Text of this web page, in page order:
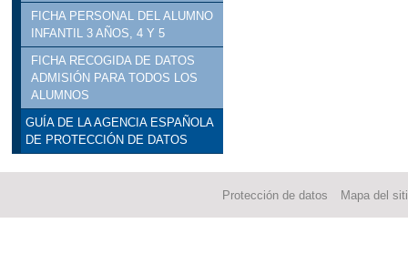
FICHA PERSONAL DEL ALUMNO
INFANTIL 3 AÑOS, 4 Y 5
FICHA RECOGIDA DE DATOS
ADMISIÓN PARA TODOS LOS
ALUMNOS
GUÍA DE LA AGENCIA ESPAÑOLA
DE PROTECCIÓN DE DATOS
Protección de datos Mapa del